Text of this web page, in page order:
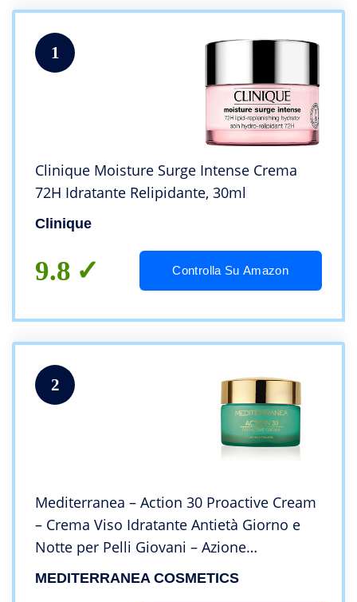
1
Clinique Moisture Surge Intense Crema
72H Idratante Relipidante, 30ml
Clinique
9.8 Controlla Su Amazon
2
Mediterranea – Action 30 Proactive Cream
– Crema Viso Idratante Antietà Giorno e
Notte per Pelli Giovani – Azione
Detossinante e Antiossidante per
MEDITERRANEA COSMETICS